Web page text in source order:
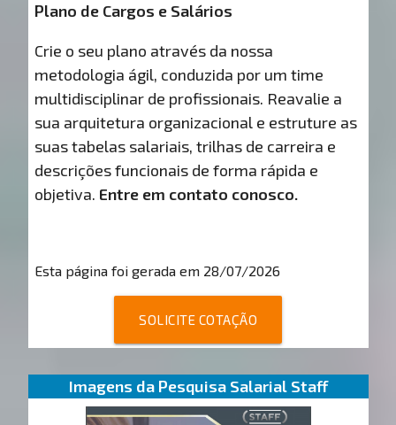
Plano de Cargos e Salários
Crie o seu plano através da nossa
metodologia ágil, conduzida por um time
multidisciplinar de profissionais. Reavalie a
sua arquitetura organizacional e estruture as
suas tabelas salariais, trilhas de carreira e
descrições funcionais de forma rápida e
objetiva. Entre em contato conosco.
Esta página foi gerada em 28/07/2026
SOLICITE COTAÇÃO
Imagens da Pesquisa Salarial Staff